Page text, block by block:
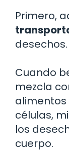
Primero,
desechos.
Cuando
mezcla
alimentos
células,
los
cuerpo.